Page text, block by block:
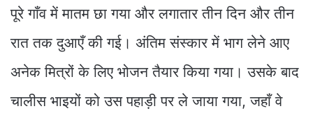
पूरे गाँव में मातम छा गया और लगातार तीन दिन और तीन
रात तक दुआएँ की गई। अंतिम संस्कार में भाग लेने आए
अनेक मित्रों के लिए भोजन तैयार किया गया। उसके बाद
चालीस भाइयों को उस पहाड़ी पर ले जाया गया, जहाँ वे